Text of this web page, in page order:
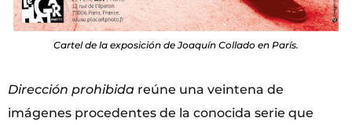
Cartel de la exposición de Joaquín Collado en París.
Dirección prohibida reúne una veintena de
imágenes procedentes de la conocida serie que